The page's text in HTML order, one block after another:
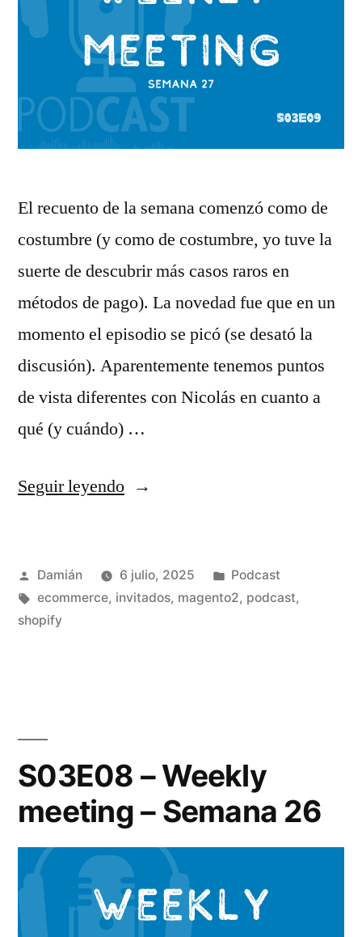
El recuento de la semana comenzó como de
costumbre (y como de costumbre, yo tuve la
suerte de descubrir más casos raros en
métodos de pago). La novedad fue que en un
momento el episodio se picó (se desató la
discusión). Aparentemente tenemos puntos
de vista diferentes con Nicolás en cuanto a
qué (y cuándo) …
Seguir leyendo«S03E09
meeting
Publicado
por
Damián 6 julio, 2025
Publicado
en
Podcast
Etiquetas:
ecommerce, invitados, magento2, podcast,
shopify
S03E08 – Weekly
meeting – Semana 26